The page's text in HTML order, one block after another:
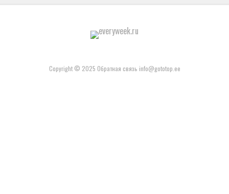
Copyright © 2025 Обратная связь info@gototop.ee